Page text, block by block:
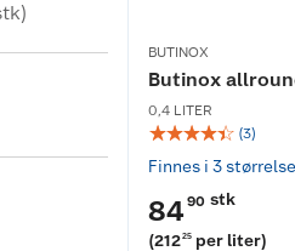
BUTINOX
Butinox
0,4 LITER
☆☆☆☆☆ (3)
Finnes i 3
8490 stk
(21225 per liter)